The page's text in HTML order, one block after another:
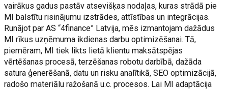
vairākus gadus pastāv atsevišķas nodaļas, kuras strādā pie
MI balstītu risinājumu izstrādes, attīstības un integrācijas.
Runājot par AS “4finance” Latvija, mēs izmantojam dažādus
MI rīkus uzņēmuma ikdienas darbu optimizēšanai. Tā,
piemēram, MI tiek likts lietā klientu maksātspējas
vērtēšanas procesā, terzēšanas robotu darbībā, dažāda
satura ģenerēšanā, datu un risku analītikā, SEO optimizācijā,
radošo materiālu ražošanā u.c. procesos. Lai MI adaptācija